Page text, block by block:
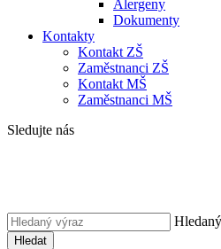
Alergeny
Dokumenty
Kontakty
Kontakt ZŠ
Zaměstnanci ZŠ
Kontakt MŠ
Zaměstnanci MŠ
Sledujte nás
Hledat